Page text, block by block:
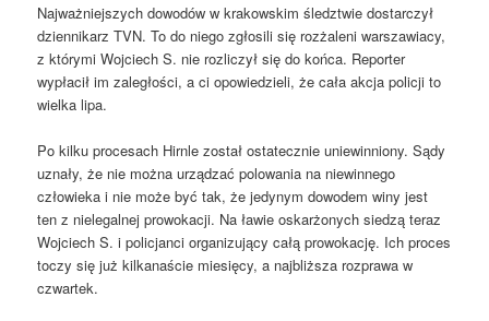
Najważniejszych dowodów w krakowskim śledztwie dostarczył
dziennikarz TVN. To do niego zgłosili się rozżaleni warszawiacy,
z którymi Wojciech S. nie rozliczył się do końca. Reporter
wypłacił im zaległości, a ci opowiedzieli, że cała akcja policji to
wielka lipa.
Po kilku procesach Hirnle został ostatecznie uniewinniony. Sądy
uznały, że nie można urządzać polowania na niewinnego
człowieka i nie może być tak, że jedynym dowodem winy jest
ten z nielegalnej prowokacji. Na ławie oskarżonych siedzą teraz
Wojciech S. i policjanci organizujący całą prowokację. Ich proces
toczy się już kilkanaście miesięcy, a najbliższa rozprawa w
czwartek.